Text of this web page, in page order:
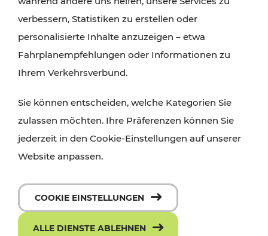
verbessern, Statistiken zu erstellen oder
personalisierte Inhalte anzuzeigen – etwa
Fahrplanempfehlungen oder Informationen zu
Ihrem Verkehrsverbund.
Sie können entscheiden, welche Kategorien Sie
zulassen möchten. Ihre Präferenzen können Sie
jederzeit in den Cookie-Einstellungen auf unserer
Website anpassen.
COOKIE EINSTELLUNGEN
ALLE DIENSTE ABLEHNEN